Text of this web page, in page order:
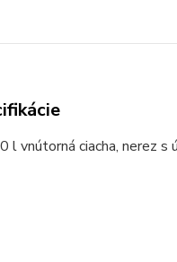
l vnútorná ciacha, nerez s